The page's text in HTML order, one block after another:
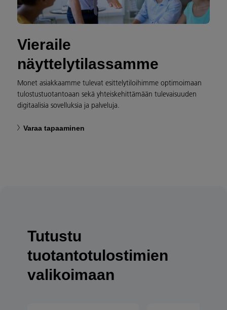
Vieraile
näyttelytilassamme
Monet asiakkaamme tulevat esittelytiloihimme optimoimaan
tulostustuotantoaan sekä yhteiskehittämään tulevaisuuden
digitaalisia sovelluksia ja palveluja.
Varaa tapaaminen
Tutustu
tuotantotulostimien
valikoimaan